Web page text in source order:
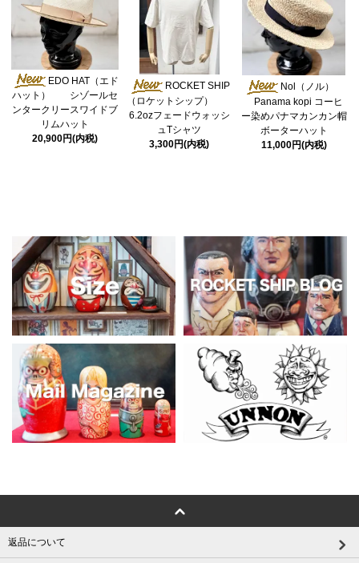
EDO HAT（エド
ハット） シゾールセ
ンタークリースワイドブ
リムハット
20,900円(内税)
ROCKET SHIP
（ロケットシップ）
6.2ozフェードウォッシ
ュTシャツ
3,300円(内税)
Nol（ノル）
Panama kopi コーヒ
ー染めパナマカンカン帽
ボーターハット
11,000円(内税)
返品について